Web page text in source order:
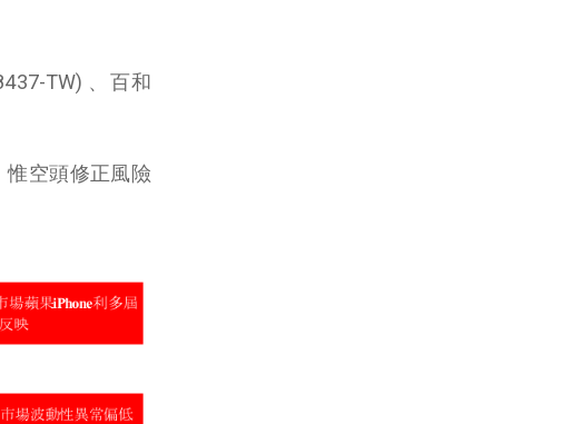
TW) 、百和
惟空頭修正風險